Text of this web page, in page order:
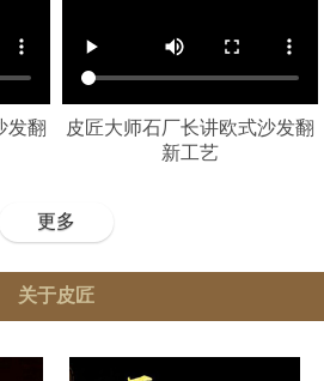
发翻
皮匠大师石厂长讲欧式沙发翻
新工艺
更多
关于皮匠